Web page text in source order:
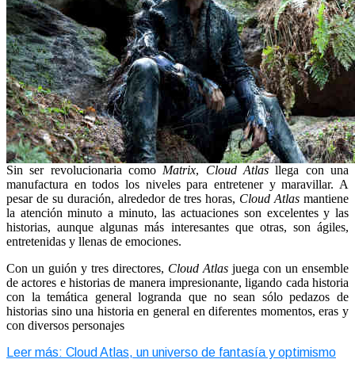
Sin ser revolucionaria como Matrix, Cloud Atlas llega con una
manufactura en todos los niveles para entretener y maravillar. A
pesar de su duración, alrededor de tres horas, Cloud Atlas mantiene
la atención minuto a minuto, las actuaciones son excelentes y las
historias, aunque algunas más interesantes que otras, son ágiles,
entretenidas y llenas de emociones.
Con un guión y tres directores, Cloud Atlas juega con un ensemble
de actores e historias de manera impresionante, ligando cada historia
con la temática general logranda que no sean sólo pedazos de
historias sino una historia en general en diferentes momentos, eras y
con diversos personajes
Leer más: Cloud Atlas, un universo de fantasía y optimismo